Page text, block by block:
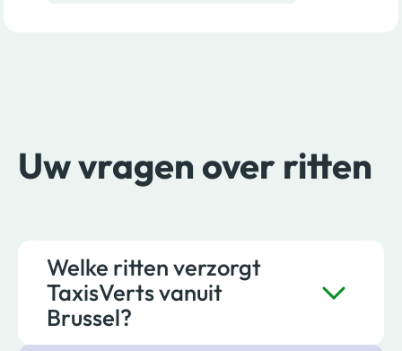
Uw vragen over ritten
Welke ritten verzorgt
TaxisVerts vanuit
Brussel?